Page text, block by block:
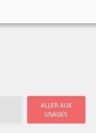
ALLER AUX
USAGES